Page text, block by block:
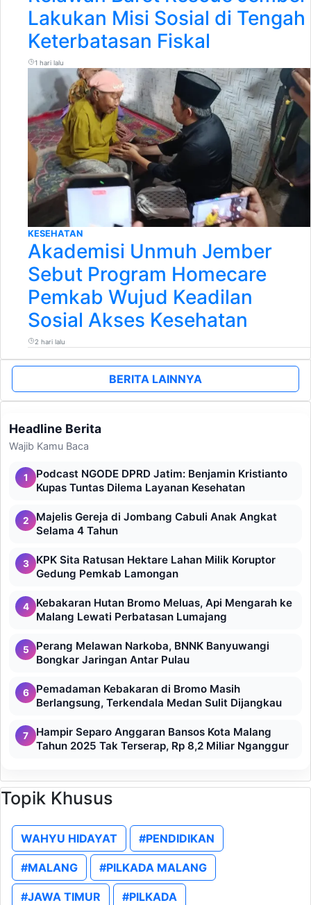
Lakukan Misi Sosial di Tengah
Keterbatasan Fiskal
1 hari lalu
KESEHATAN
Akademisi Unmuh Jember
Sebut Program Homecare
Pemkab Wujud Keadilan
Sosial Akses Kesehatan
2 hari lalu
BERITA LAINNYA
Headline Berita
Wajib Kamu Baca
1
Podcast NGODE DPRD Jatim: Benjamin Kristianto
Kupas Tuntas Dilema Layanan Kesehatan
2
Majelis Gereja di Jombang Cabuli Anak Angkat
Selama 4 Tahun
3
KPK Sita Ratusan Hektare Lahan Milik Koruptor
Gedung Pemkab Lamongan
4
Kebakaran Hutan Bromo Meluas, Api Mengarah ke
Malang Lewati Perbatasan Lumajang
5
Perang Melawan Narkoba, BNNK Banyuwangi
Bongkar Jaringan Antar Pulau
6
Pemadaman Kebakaran di Bromo Masih
Berlangsung, Terkendala Medan Sulit Dijangkau
7
Hampir Separo Anggaran Bansos Kota Malang
Tahun 2025 Tak Terserap, Rp 8,2 Miliar Nganggur
Topik Khusus
WAHYU HIDAYAT #PENDIDIKAN
#MALANG #PILKADA MALANG
#JAWA TIMUR #PILKADA